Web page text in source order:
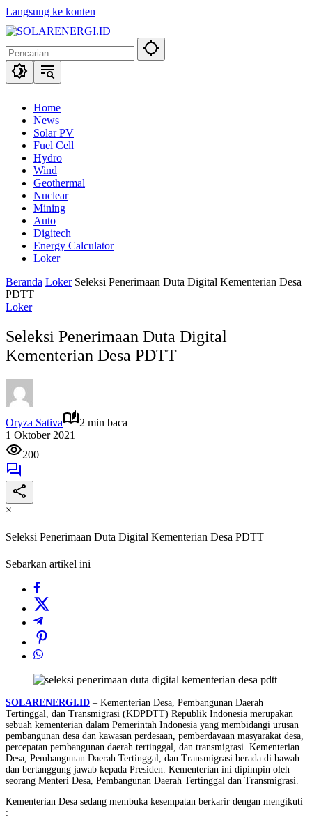
Langsung ke konten
Home
News
Solar PV
Fuel Cell
Hydro
Wind
Geothermal
Nuclear
Mining
Auto
Digitech
Energy Calculator
Loker
Beranda Loker Seleksi Penerimaan Duta Digital Kementerian Desa
PDTT
Loker
Seleksi Penerimaan Duta Digital
Kementerian Desa PDTT
Oryza Sativa
2 min baca
1 Oktober 2021
200
×
Seleksi Penerimaan Duta Digital Kementerian Desa PDTT
Sebarkan artikel ini
SOLARENERGI.ID – Kementerian Desa, Pembangunan Daerah
Tertinggal, dan Transmigrasi (KDPDTT) Republik Indonesia merupakan
sebuah kementerian dalam Pemerintah Indonesia yang membidangi urusan
pembangunan desa dan kawasan perdesaan, pemberdayaan masyarakat desa,
percepatan pembangunan daerah tertinggal, dan transmigrasi. Kementerian
Desa, Pembangunan Daerah Tertinggal, dan Transmigrasi berada di bawah
dan bertanggung jawab kepada Presiden. Kementerian ini dipimpin oleh
seorang Menteri Desa, Pembangunan Daerah Tertinggal dan Transmigrasi.
Kementerian Desa sedang membuka kesempatan berkarir dengan mengikuti
: